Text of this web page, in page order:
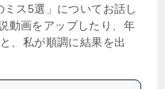
ス5選」についてお話し
動画をアップしたり、年
、私が順調に結果を出